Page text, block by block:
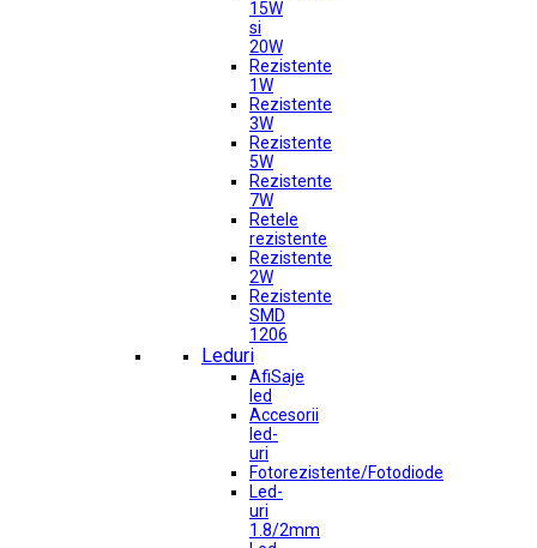
15W
si
20W
Rezistente
1W
Rezistente
3W
Rezistente
5W
Rezistente
7W
Retele
rezistente
Rezistente
2W
Rezistente
SMD
1206
Leduri
AfiSaje
led
Accesorii
led-
uri
Fotorezistente/Fotodiode
Led-
uri
1.8/2mm